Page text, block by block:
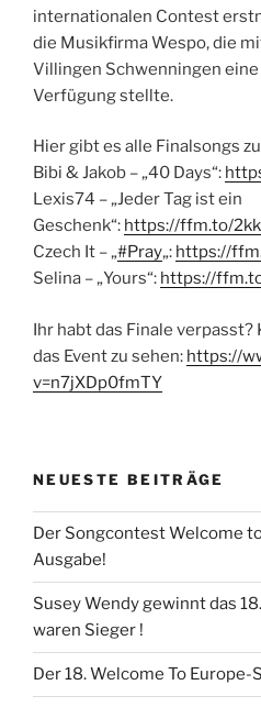
internationalen Contest
die Musikfirma Wespo, die
Villingen Schwenningen
Verfügung stellte.
Hier gibt es alle Finalsongs
Bibi & Jakob – „40 Days“:
Lexis74 – „Jeder Tag ist ein
Geschenk“: https://ffm.to/
Czech It – „#Pray„: https://
Selina – „Yours“: https://
Ihr habt das Finale
das Event zu sehen: https://
v=n7jXDp0fmTY
NEUESTE BEITRÄGE
Der Songcontest Welcome
Ausgabe!
Susey Wendy gewinnt das
waren Sieger !
Der 18. Welcome To